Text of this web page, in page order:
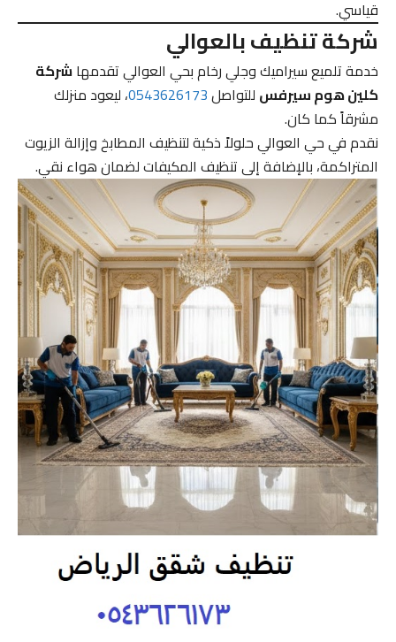
قياسي.
شركة تنظيف بالعوالي
خدمة تلميع سيراميك وجلي رخام بحي العوالي تقدمهاشركة
كلين هوم سيرفسللتواصل0543626173، ليعود منزلك
مشرقاً كما كان.
نقدم في حي العوالي حلولاً ذكية لتنظيف المطابخ وإزالة الزيوت
المتراكمة، بالإضافة إلى تنظيف المكيفات لضمان هواء نقي.